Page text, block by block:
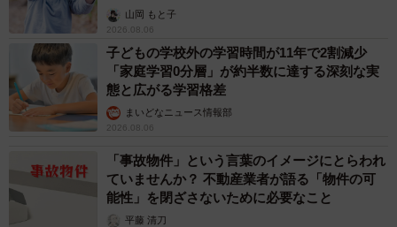
1953年創業。日本で初めてポテトチップスでの量産化を実
ロングセラー商品を生み出す。2016年10月1日、コーポレ
ートブランドを再編し（株）湖池屋に統一。「新生・湖池
屋」が誕生。翌年には自社のプライドをかけた新生・湖池
売。以降、スナック菓子の価値向上を目指し独創的な商品
を次々に生み出し続けている。海外市場へも積極的に進出
する他、北海道・南富良野町での森林保全活動『じゃがい
出し…山岡 もと子
2026.08.06
子どもの学校外の学習時間が11年で2割減少
「家庭学習0分層」が約半数に達する深刻な実
態と広がる学習格差
まいどなニュース情報部
2026.08.06
「事故物件」という言葉のイメージにとらわれ
ていませんか？ 不動産業者が語る「物件の可
能性」を閉ざさないために必要なこと
平藤 清刀